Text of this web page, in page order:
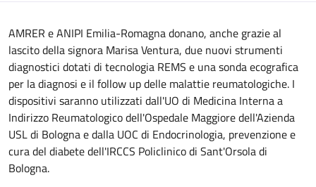
AMRER e ANIPI Emilia-Romagna donano, anche grazie al
lascito della signora Marisa Ventura, due nuovi strumenti
diagnostici dotati di tecnologia REMS e una sonda ecografica
per la diagnosi e il follow up delle malattie reumatologiche. I
dispositivi saranno utilizzati dall'UO di Medicina Interna a
Indirizzo Reumatologico dell'Ospedale Maggiore dell'Azienda
USL di Bologna e dalla UOC di Endocrinologia, prevenzione e
cura del diabete dell'IRCCS Policlinico di Sant'Orsola di
Bologna.